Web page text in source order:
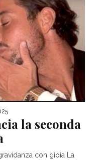
la seconda
con gioia La